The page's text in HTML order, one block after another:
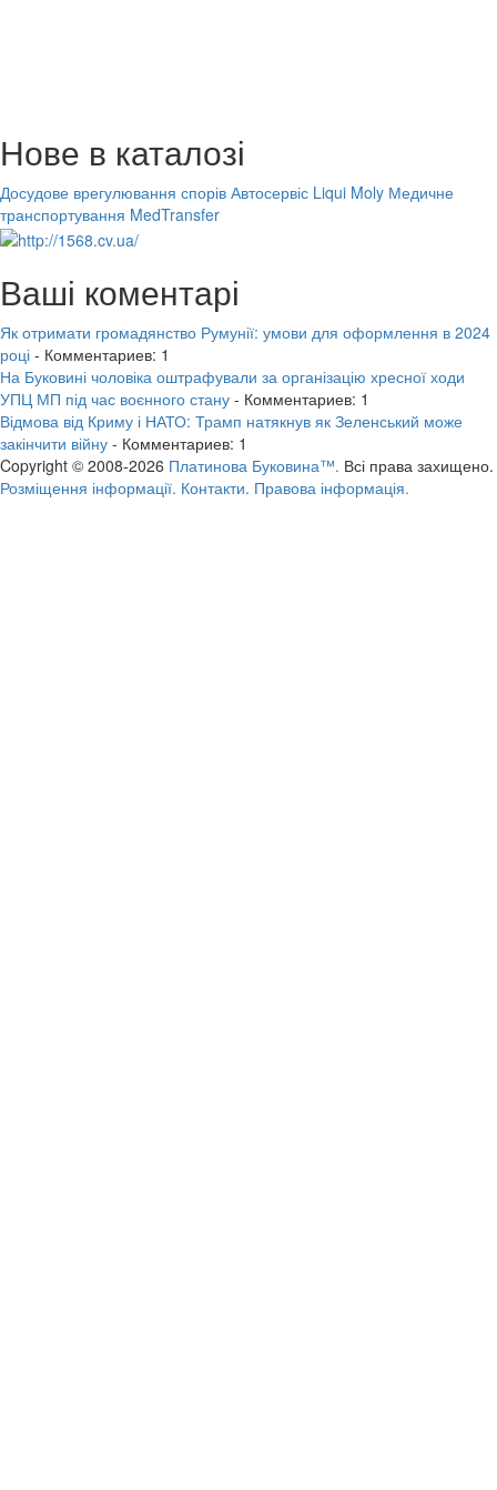
Нове в каталозі
Досудове врегулювання спорів Автосервіс Liqui Moly Медичне
транспортування MedTransfer
Ваші коментарі
Як отримати громадянство Румунії: умови для оформлення в 2024
році - Комментариев: 1
На Буковині чоловіка оштрафували за організацію хресної ходи
УПЦ МП під час воєнного стану - Комментариев: 1
Відмова від Криму і НАТО: Трамп натякнув як Зеленський може
закінчити війну - Комментариев: 1
Copyright © 2008-2026 Платинова Буковина™. Всі права захищено.
Розміщення інформації. Контакти. Правова інформація.